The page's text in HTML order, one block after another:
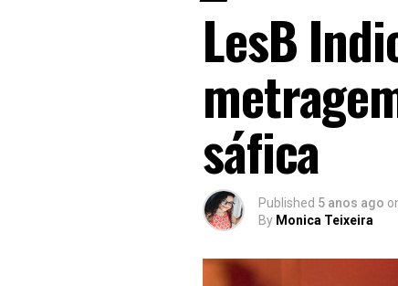
LesB
sáfica
Published 5 anos ago
By Monica Teixeira